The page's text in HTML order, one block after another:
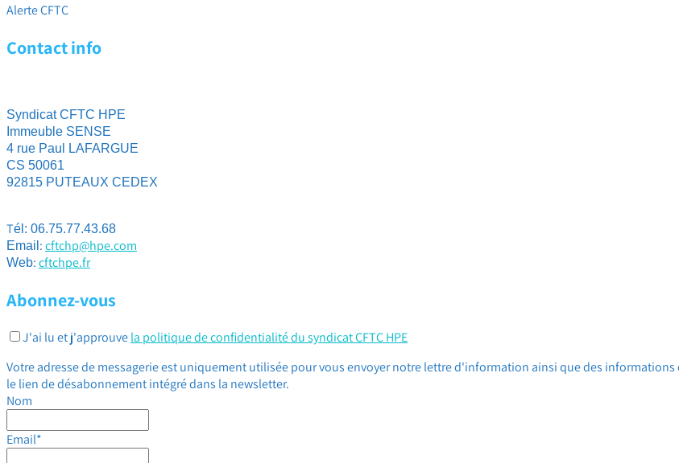
Alerte CFTC
Contact info
Syndicat CFTC HPE
Immeuble SENSE
4 rue Paul LAFARGUE
CS 50061
92815 PUTEAUX CEDEX
Tél: 06.75.77.43.68
Email :cftchp@hpe.com
Web:cftchpe.fr
Abonnez-vous
J'ai lu et j'approuvela politique de confidentialité du syndicat CFTC HPE
Votre adresse de messagerie est uniquement utilisée pour vous envoyer notre lettre d'information ainsi que des
le lien de désabonnement intégré dans la newsletter.
Nom
Email*